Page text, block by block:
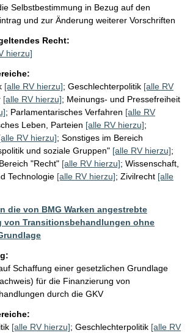
Selbstbestimmung in Bezug auf den
und zur Änderung weiterer Vorschriften
Recht:
hierzu]
[alle RV hierzu]; Geschlechterpolitik [alle RV
[alle RV hierzu]; Meinungs- und Pressefreiheit
; Parlamentarisches Verfahren [alle RV
Leben, Parteien [alle RV hierzu];
RV hierzu]; Sonstiges im Bereich
und soziale Gruppen" [alle RV hierzu];
"Recht" [alle RV hierzu]; Wissenschaft,
Technologie [alle RV hierzu]; Zivilrecht [alle
die von BMG Warken angestrebte
von Transitionsbehandlungen ohne
Schaffung einer gesetzlichen Grundlage
für die Finanzierung von
durch die GKV
[alle RV hierzu]; Geschlechterpolitik [alle RV